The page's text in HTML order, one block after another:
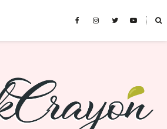
˟
THIS BLOG